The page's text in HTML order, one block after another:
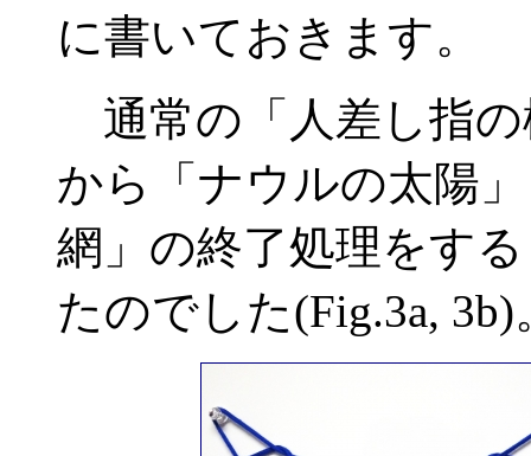
に書いておきます。
通常の「人差し指の
から「ナウルの太陽
網」の終了処理をす
たのでした(Fig.3a, 3b)